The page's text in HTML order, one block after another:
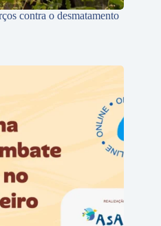
contra o desmatamento